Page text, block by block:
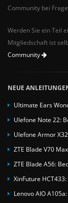
Community bei
Werden Sie ein Teil
Mitgliedschaft ist
Community
NEUE
Ultimate Ears
Ulefone Note 22:
Ulefone Armor
ZTE Blade V70
ZTE Blade A56:
XinFuture
Lenovo AIO